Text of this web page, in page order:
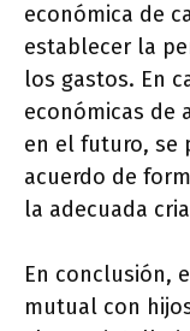
económica de
establecer la
los gastos. En
económicas de
en el futuro, se
acuerdo de
la adecuada
En conclusión,
mutual con